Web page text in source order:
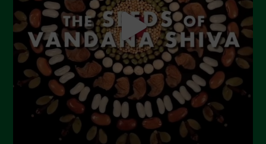
Giugno 2023
Maggio 2023
Aprile 2023
Marzo 2023
Febbraio 2023
Dicembre 2022
Novembre 2022